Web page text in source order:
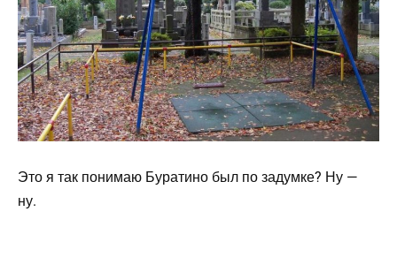
Это я так понимаю Буратино был по задумке? Ну —
ну.